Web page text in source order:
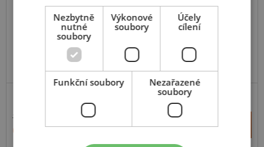
109H
C,Enliten
11 013 Kč
6 450 Kč
+
Nezbytně
nutné
soubory
Výkonové
soubory
Účely
cílení
Funkční soubory
Nezařazené
soubory